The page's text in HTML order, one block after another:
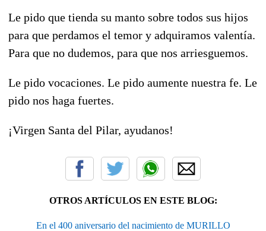
Le pido que tienda su manto sobre todos sus hijos
para que perdamos el temor y adquiramos valentía.
Para que no dudemos, para que nos arriesguemos.
Le pido vocaciones. Le pido aumente nuestra fe. Le
pido nos haga fuertes.
¡Virgen Santa del Pilar, ayudanos!
OTROS ARTÍCULOS EN ESTE BLOG:
En el 400 aniversario del nacimiento de MURILLO